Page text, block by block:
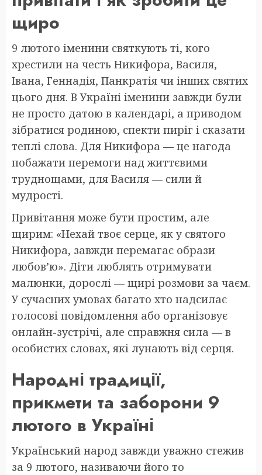
щиро
9 лютого іменини святкують ті, кого
хрестили на честь Никифора, Василя,
Івана, Геннадія, Панкратія чи інших святих
цього дня. В Україні іменини завжди були
не просто датою в календарі, а приводом
зібратися родиною, спекти пиріг і сказати
теплі слова. Для Никифора — це нагода
побажати перемоги над життєвими
труднощами, для Василя — сили й
мудрості.
Привітання може бути простим, але
щирим: «Нехай твоє серце, як у святого
Никифора, завжди перемагає образи
любов’ю». Діти люблять отримувати
малюнки, дорослі — щирі розмови за чаєм.
У сучасних умовах багато хто надсилає
голосові повідомлення або організовує
онлайн-зустрічі, але справжня сила — в
особистих словах, які лунають від серця.
Народні традиції,
прикмети та заборони 9
лютого в Україні
Український народ завжди уважно стежив
за 9 лютого, називаючи його то